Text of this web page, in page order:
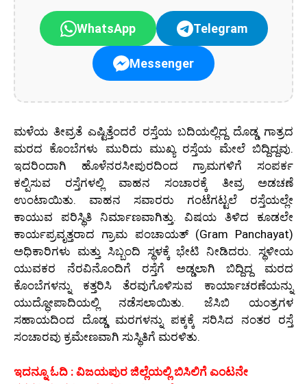
WhatsApp Telegram
Messenger
ಮಳೆಯ ತೀವ್ರತೆ ಎಷ್ಟಿತ್ತೆಂದರೆ ರಸ್ತೆಯ ಬದಿಯಲ್ಲಿದ್ದ ದೊಡ್ಡ ಗಾತ್ರದ
ಮರದ ಕೊಂಬೆಗಳು ಮುರಿದು ಮುಖ್ಯ ರಸ್ತೆಯ ಮೇಲೆ ಬಿದ್ದಿದ್ದವು.
ಇದರಿಂದಾಗಿ ಹೊಳೆನರಸೀಪುರದಿಂದ ಗ್ರಾಮಗಳಿಗೆ ಸಂಪರ್ಕ
ಕಲ್ಪಿಸುವ ರಸ್ತೆಗಳಲ್ಲಿ ವಾಹನ ಸಂಚಾರಕ್ಕೆ ತೀವ್ರ ಅಡಚಣೆ
ಉಂಟಾಯಿತು. ವಾಹನ ಸವಾರರು ಗಂಟೆಗಟ್ಟಲೆ ರಸ್ತೆಯಲ್ಲೇ
ಕಾಯುವ ಪರಿಸ್ಥಿತಿ ನಿರ್ಮಾಣವಾಗಿತ್ತು. ವಿಷಯ ತಿಳಿದ ಕೂಡಲೇ
ಕಾರ್ಯಪ್ರವೃತ್ತರಾದ ಗ್ರಾಮ ಪಂಚಾಯತ್ (Gram Panchayat)
ಅಧಿಕಾರಿಗಳು ಮತ್ತು ಸಿಬ್ಬಂದಿ ಸ್ಥಳಕ್ಕೆ ಭೇಟಿ ನೀಡಿದರು. ಸ್ಥಳೀಯ
ಯುವಕರ ನೆರವಿನೊಂದಿಗೆ ರಸ್ತೆಗೆ ಅಡ್ಡಲಾಗಿ ಬಿದ್ದಿದ್ದ ಮರದ
ಕೊಂಬೆಗಳನ್ನು ಕತ್ತರಿಸಿ ತೆರವುಗೊಳಿಸುವ ಕಾರ್ಯಾಚರಣೆಯನ್ನು
ಯುದ್ಧೋಪಾದಿಯಲ್ಲಿ ನಡೆಸಲಾಯಿತು. ಜೆಸಿಬಿ ಯಂತ್ರಗಳ
ಸಹಾಯದಿಂದ ದೊಡ್ಡ ಮರಗಳನ್ನು ಪಕ್ಕಕ್ಕೆ ಸರಿಸಿದ ನಂತರ ರಸ್ತೆ
ಸಂಚಾರವು ಕ್ರಮೇಣವಾಗಿ ಸುಸ್ಥಿತಿಗೆ ಮರಳಿತು.
ಇದನ್ನೂ ಓದಿ : ವಿಜಯಪುರ ಜಿಲ್ಲೆಯಲ್ಲಿ ಬಿಸಿಲಿಗೆ ಎಂಟನೇ